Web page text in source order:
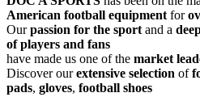
American football equipment for
Ourpassion for the sport and a
of players and fans
have made us one of the market
Discover ourextensive selection of
pads, gloves, football shoes